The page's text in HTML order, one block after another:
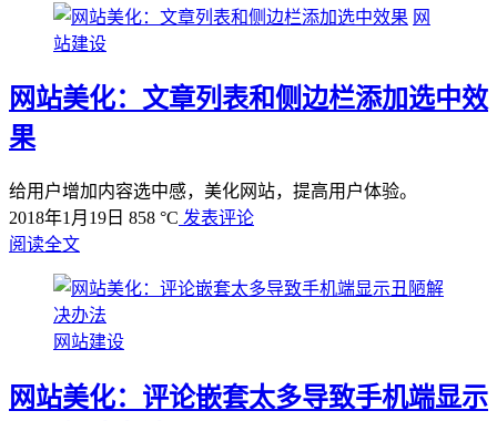
网
站建设
网站美化：文章列表和侧边栏添加选中效
果
给用户增加内容选中感，美化网站，提高用户体验。
2018年1月19日 858 °C 发表评论
阅读全文
网站建设
网站美化：评论嵌套太多导致手机端显示